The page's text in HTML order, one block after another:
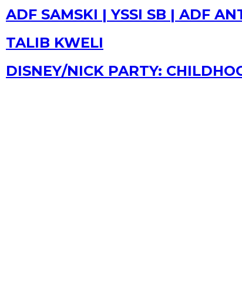
ADF SAMSKI | YSSI SB | ADF
TALIB KWELI
DISNEY/NICK PARTY: